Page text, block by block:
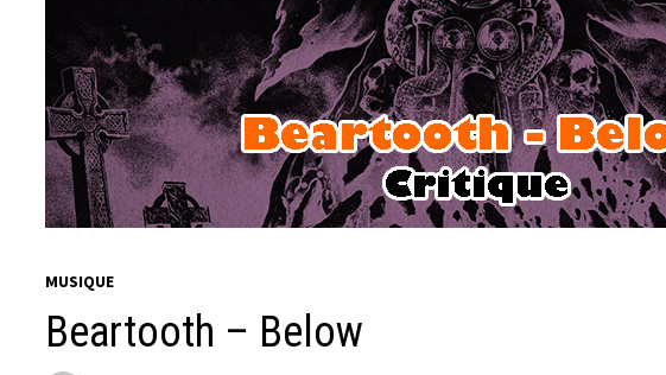
MUSIQUE
Beartooth – Below